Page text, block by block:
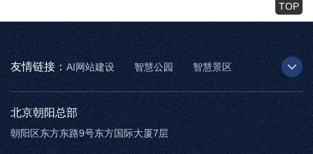
TOP
友情链接： AI网站建设 智慧公园
智慧景区
AR太极
智慧博物馆 智能步道
北京朝阳总部
朝阳区东方东路9号东方国际大厦7层